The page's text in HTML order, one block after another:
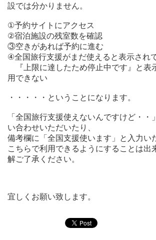
設では分かりません。
①予約サイトにアクセス
②宿泊施設の残室数を確認
③空きがあれば予約に進む
④全国旅行支援がまだ使えると表示され
『上限に達したため停止中です』と表
用できない
・・・・・ということになります。
「全国旅行支援使えないんですけど・・
い合わせいただいたり、
備考欄に「全国支援使います」と入力い
こちらで利用できるようにすることは出
解ご了承ください。
宜しくお願い致します。